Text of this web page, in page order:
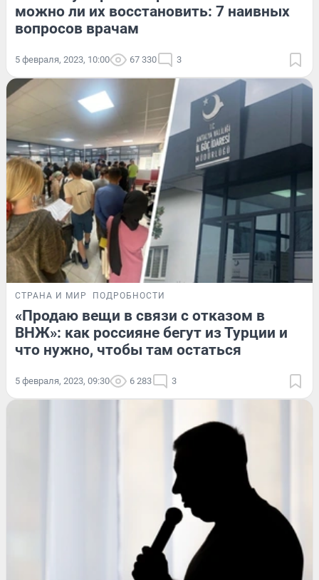
можно ли их восстановить: 7 наивных
вопросов врачам
5 февраля, 2023, 10:00 67 330 3
СТРАНА И МИР ПОДРОБНОСТИ
«Продаю вещи в связи с отказом в
ВНЖ»: как россияне бегут из Турции и
что нужно, чтобы там остаться
5 февраля, 2023, 09:30 6 283 3